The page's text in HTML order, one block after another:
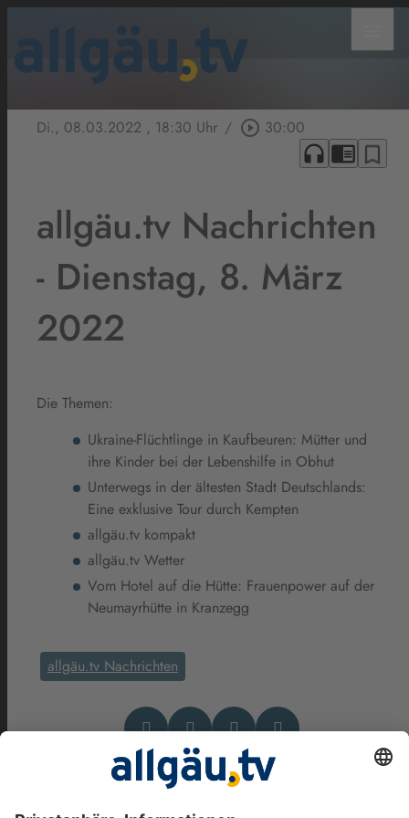
Di., 08.03.2022 , 18:30 Uhr / play_circle_outline 30:00
headphones chrome_reader_mode bookmark_border
allgäu.tv Nachrichten
- Dienstag, 8. März
2022
Die Themen:
Ukraine-Flüchtlinge in Kaufbeuren: Mütter und
ihre Kinder bei der Lebenshilfe in Obhut
Unterwegs in der ältesten Stadt Deutschlands:
Eine exklusive Tour durch Kempten
allgäu.tv kompakt
allgäu.tv Wetter
Vom Hotel auf die Hütte: Frauenpower auf der
Neumayrhütte in Kranzegg
allgäu.tv Nachrichten